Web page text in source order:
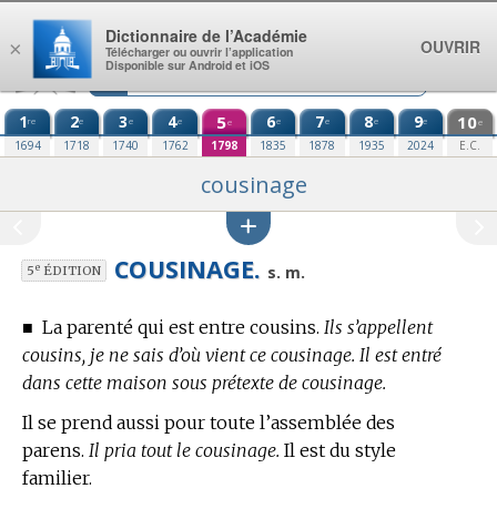
Aller au contenu
1re
1694
2e
1718
3e
1740
4e
1762
5e
1798
6e
1835
7e
1878
8e
1935
9e
2024
10e
E.C.
cousinage
5eÉDITION COUSINAGE. s. m.
■ La parenté qui est entre cousins. Ils s’appellent
cousins, je ne sais d’où vient ce cousinage. Il est entré
dans cette maison sous prétexte de cousinage.
Il se prend aussi pour toute l’assemblée des
parens. Il pria tout le cousinage. Il est du style
familier.
×
Dictionnaire de l’Académie
Télécharger ou ouvrir l’application
Disponible sur Android et iOS
OUVRIR